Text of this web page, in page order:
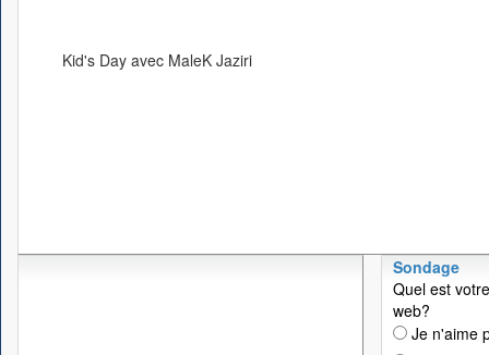
Kid's Day avec MaleK Jaziri
Sondage
Quel est
web?
Je n'aime